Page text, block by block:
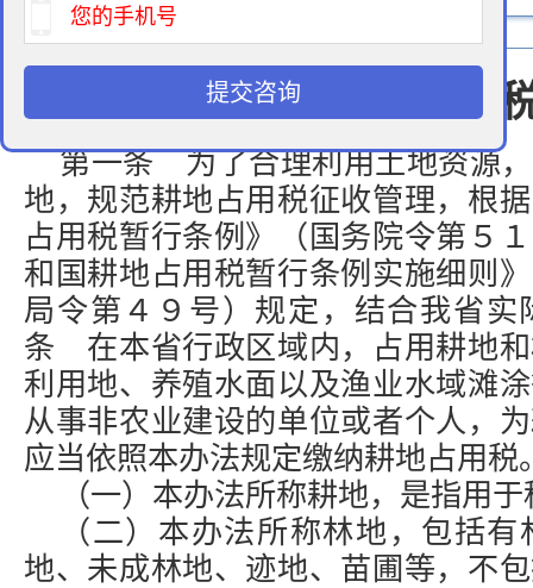
黑龙江省耕地占用
第一条 为了合理利用土地资源
地，规范耕地占用税征收管理，根
占用税暂行条例》（国务院令第５
和国耕地占用税暂行条例实施细则
局令第４９号）规定，结合我省实
条 在本省行政区域内，占用耕地
利用地、养殖水面以及渔业水域滩
从事非农业建设的单位或者个人，
应当依照本办法规定缴纳耕地占用税
（一）本办法所称耕地，是指用
（二）本办法所称林地，包括
地、未成林地、迹地、苗圃等，不
提交咨询